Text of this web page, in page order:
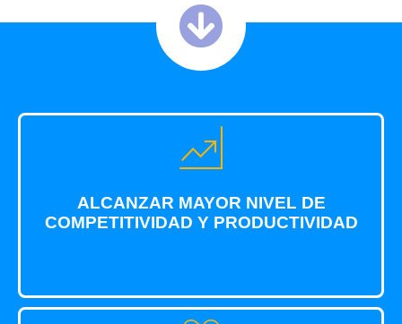
ALCANZAR MAYOR NIVEL DE
COMPETITIVIDAD Y PRODUCTIVIDAD